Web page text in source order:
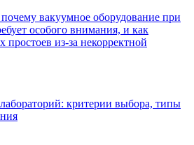
почему вакуумное оборудование при
особого внимания, и как
простоев из-за некорректной
критерии выбора, типы